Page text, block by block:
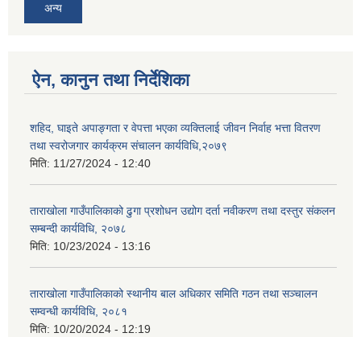
अन्य
ऐन, कानुन तथा निर्देशिका
शहिद, घाइते अपाङ्गता र वेपत्ता भएका व्यक्तिलाई जीवन निर्वाह भत्ता वितरण
तथा स्वरोजगार कार्यक्रम संचालन कार्यविधि,२०७९
मिति: 11/27/2024 - 12:40
ताराखोला गाउँपालिकाको ढुगा प्रशोधन उद्योग दर्ता नवीकरण तथा दस्तुर संकलन
सम्बन्दी कार्यविधि, २०७८
मिति: 10/23/2024 - 13:16
ताराखोला गाउँपालिकाको स्थानीय बाल अधिकार समिति गठन तथा सञ्चालन
सम्वन्धी कार्यविधि, २०८१
मिति: 10/20/2024 - 12:19